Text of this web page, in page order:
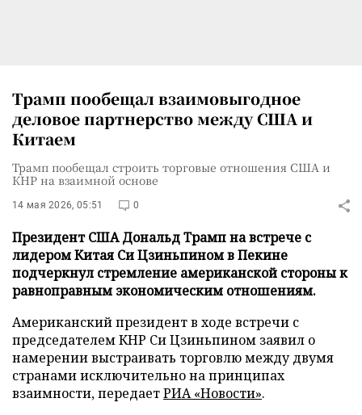
Трамп пообещал взаимовыгодное
деловое партнерство между США и
Китаем
Трамп пообещал строить торговые отношения США и
КНР на взаимной основе
14 мая 2026, 05:51 0
Президент США Дональд Трамп на встрече с
лидером Китая Си Цзиньпином в Пекине
подчеркнул стремление американской стороны к
равноправным экономическим отношениям.
Американский президент в ходе встречи с
председателем КНР Си Цзиньпином заявил о
намерении выстраивать торговлю между двумя
странами исключительно на принципах
взаимности, передаетРИА «Новости».